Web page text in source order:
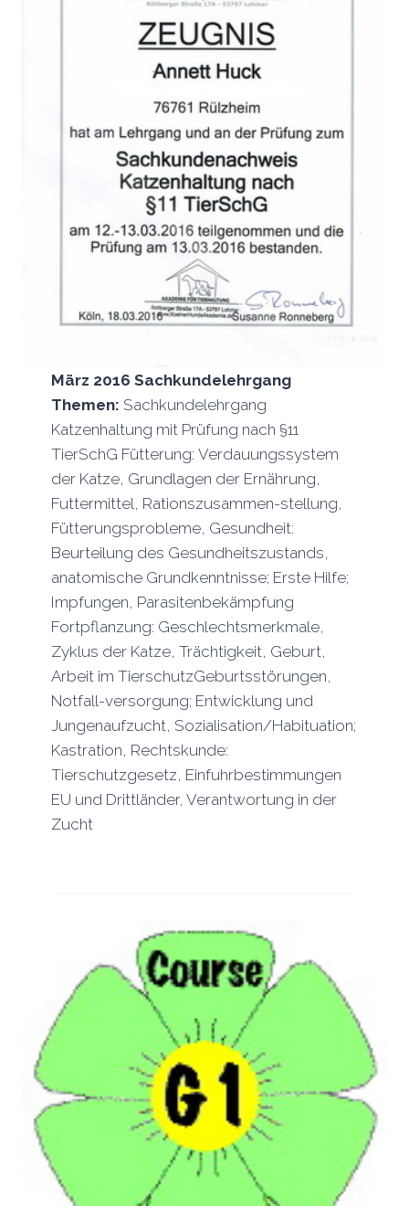
März 2016 Sachkundelehrgang
Themen: Sachkundelehrgang
Katzenhaltung mit Prüfung nach §11
TierSchG Fütterung: Verdauungssystem
der Katze, Grundlagen der Ernährung,
Futtermittel, Rationszusammen-stellung,
Fütterungsprobleme, Gesundheit:
Beurteilung des Gesundheitszustands,
anatomische Grundkenntnisse; Erste Hilfe;
Impfungen, Parasitenbekämpfung
Fortpflanzung: Geschlechtsmerkmale,
Zyklus der Katze, Trächtigkeit, Geburt,
Arbeit im TierschutzGeburtsstörungen,
Notfall-versorgung; Entwicklung und
Jungenaufzucht, Sozialisation/Habituation;
Kastration, Rechtskunde:
Tierschutzgesetz, Einfuhrbestimmungen
EU und Drittländer, Verantwortung in der
Zucht